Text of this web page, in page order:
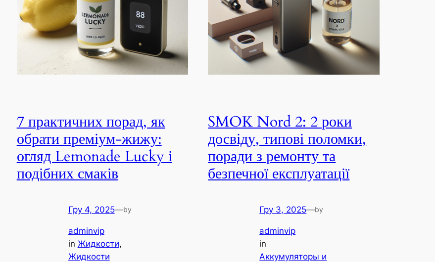
7 практичних порад, як
обрати преміум-жижу:
огляд Lemonade Lucky і
подібних смаків
Гру 4, 2025—by
adminvip
in Жидкости
Жидкости
SMOK Nord 2: 2 роки
досвіду, типові поломки,
поради з ремонту та
безпечної експлуатації
Гру 3, 2025—by
adminvip
in
Аккумуляторы и